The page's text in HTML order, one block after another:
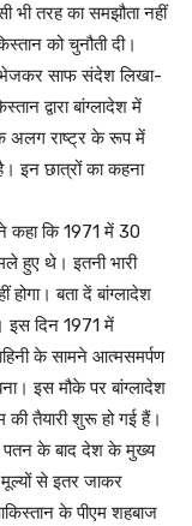
भी तरह का समझौता नहीं
को चुनौती दी।
भेजकर साफ संदेश लिखा-
द्वारा बांग्लादेश में
अलग राष्ट्र के रूप में
इन छात्रों का कहना
ने कहा कि 1971 में 30
हुए थे। इतनी भारी
बता दें बांग्लादेश
इस दिन 1971 में
के सामने आत्मसमर्पण
इस मौके पर बांग्लादेश
की तैयारी शुरू हो गई हैं।
पतन के बाद देश के मुख्य
से इतर जाकर
के पीएम शहबाज